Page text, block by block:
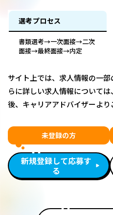
選考プロセス
書類選考→一次面接→二次
面接→最終面接→内定
サイト上では、求人情報の一
らに詳しい求人情報について
後、キャリアアドバイザーより
未登録の方
新規登録して応募す
る